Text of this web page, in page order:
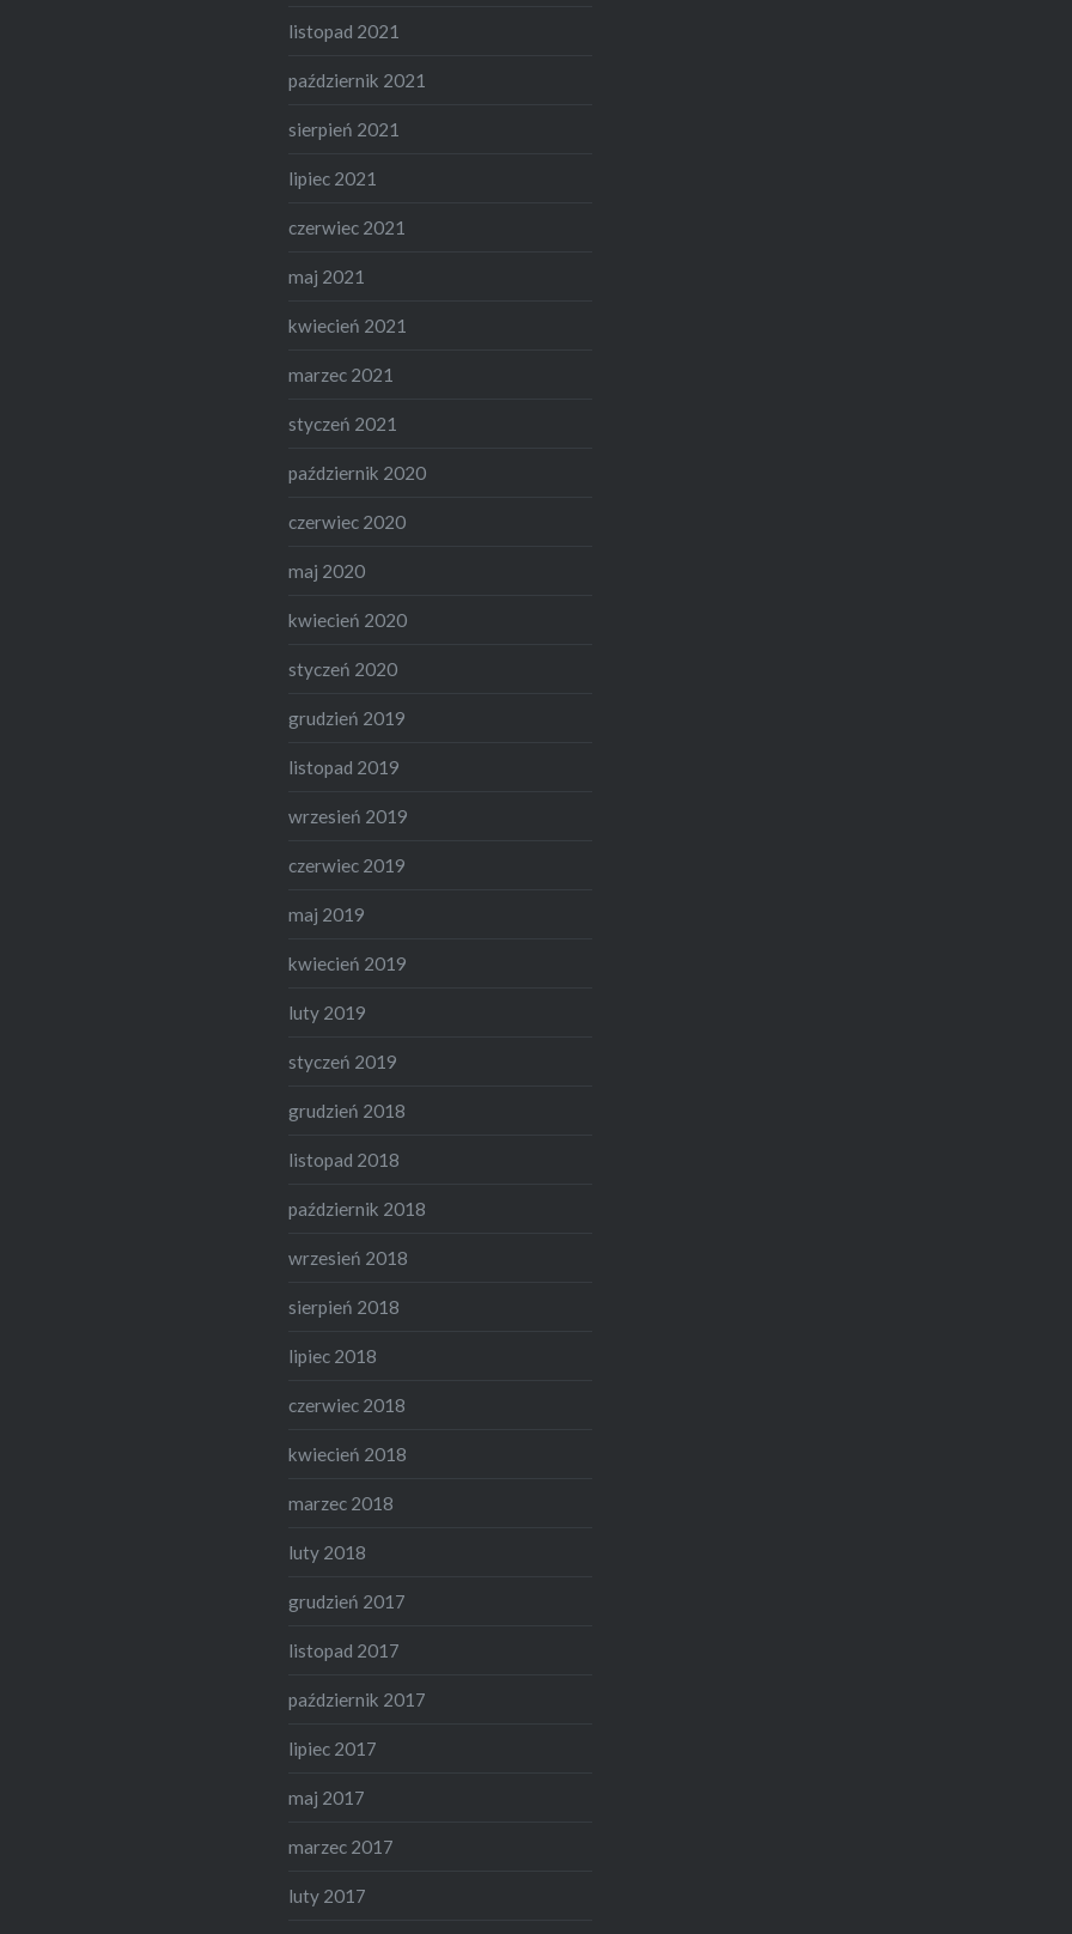
listopad 2021
październik 2021
sierpień 2021
lipiec 2021
czerwiec 2021
maj 2021
kwiecień 2021
marzec 2021
styczeń 2021
październik 2020
czerwiec 2020
maj 2020
kwiecień 2020
styczeń 2020
grudzień 2019
listopad 2019
wrzesień 2019
czerwiec 2019
maj 2019
kwiecień 2019
luty 2019
styczeń 2019
grudzień 2018
listopad 2018
październik 2018
wrzesień 2018
sierpień 2018
lipiec 2018
czerwiec 2018
kwiecień 2018
marzec 2018
luty 2018
grudzień 2017
listopad 2017
październik 2017
lipiec 2017
maj 2017
marzec 2017
luty 2017